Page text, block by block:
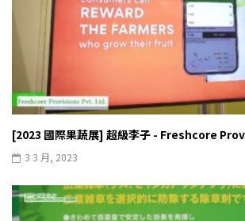
[2023 國際果蔬展] 超級李子 - Freshcore
3 3 月, 2023